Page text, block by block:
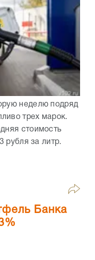
неделю подряд
трех марок.
стоимость
рубля за литр.
Банка